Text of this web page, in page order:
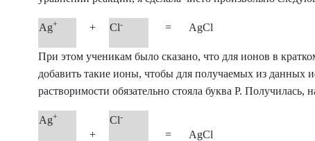
Ag+ + Cl- = AgCl
При этом ученикам было сказано, что для ионов в
добавить такие ионы, чтобы для получаемых из данных
растворимости обязательно стояла буква Р. Получилась,
Ag+
+
Cl-
=
AgCl